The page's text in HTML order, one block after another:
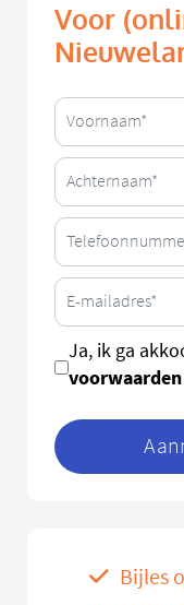
Voor
Ja, ik ga
voorwaarden
Bijles